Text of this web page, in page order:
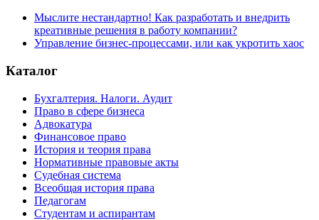
Мыслите нестандартно! Как разработать и внедрить
креативные решения в работу компании?
Управление бизнес-процессами, или как укротить хаос
Каталог
Бухгалтерия. Налоги. Аудит
Право в сфере бизнеса
Адвокатура
Финансовое право
История и теория права
Нормативные правовые акты
Судебная система
Всеобщая история права
Педагогам
Студентам и аспирантам